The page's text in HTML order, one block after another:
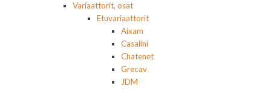
Variaattorit, osat
Etuvariaattorit
Aixam
Casalini
Chatenet
Grecav
JDM